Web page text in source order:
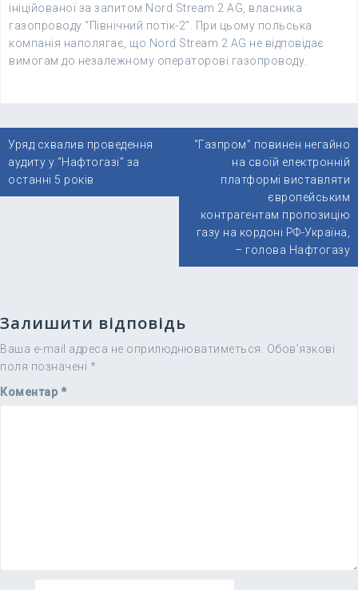
ініційованої за запитом Nord Stream 2 AG, власника
газопроводу “Північний потік-2”. При цьому польська
компанія наполягає, що Nord Stream 2 AG не відповідає
вимогам до незалежному операторові газопроводу.
Навігація
записів
Уряд схвалив проведення
аудиту у “Нафтогазі” за
останні 5 років
“Газпром” повинен негайно
на своїй електронній
платформі виставляти
європейським
контрагентам пропозицію
газу на кордоні РФ-Україна,
– голова Нафтогазу
Залишити відповідь
Ваша e-mail адреса не оприлюднюватиметься.
Обов’язкові
поля позначені *
Коментар *